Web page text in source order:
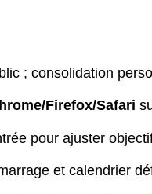
; consolidation
Firefox/Safari
pour ajuster
et calendrier